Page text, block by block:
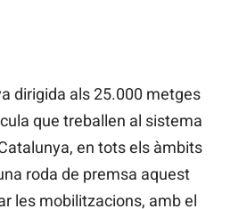
dirigida als 25.000 metges
que treballen al sistema
en tots els àmbits
roda de premsa aquest
les mobilitzacions, amb el